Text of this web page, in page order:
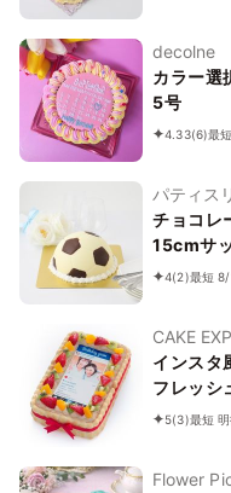
decolne
カラー選
5号
4.33(6)最
パティス
チョコレ
15cmサ
4(2)最短
CAKE
インスタ
フレッシ
ムショ
5(3)最短
Flower